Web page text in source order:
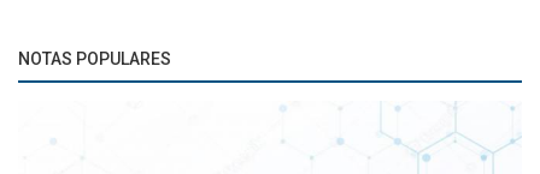
NOTAS POPULARES